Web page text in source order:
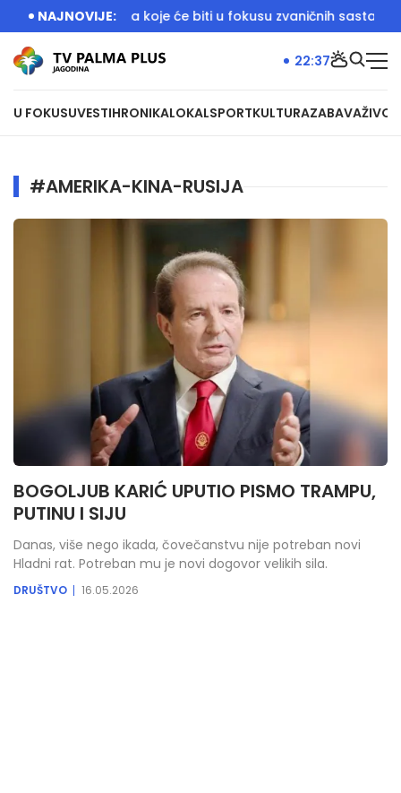
NAJNOVIJE:
o temama koje će biti u fokusu zvaničnih sastanaka
U FOKUSUVESTIHRONIKALOKALSPORTKULTURAZABAVAŽIVOT
22:37
#AMERIKA-KINA-RUSIJA
BOGOLJUB KARIĆ UPUTIO PISMO TRAMPU,
PUTINU I SIJU
Danas, više nego ikada, čovečanstvu nije potreban novi
Hladni rat. Potreban mu je novi dogovor velikih sila.
DRUŠTVO 16.05.2026